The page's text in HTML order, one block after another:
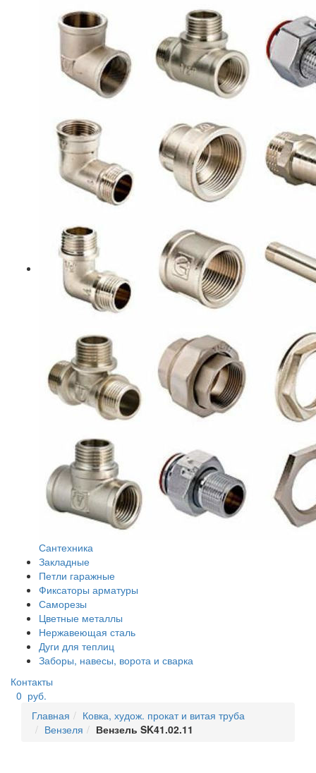
Сантехника
Закладные
Петли гаражные
Фиксаторы арматуры
Саморезы
Цветные металлы
Нержавеющая сталь
Дуги для теплиц
Заборы, навесы, ворота и сварка
Контакты
0 руб.
Главная
Ковка, худож. прокат и витая труба
Вензеля
Вензель SK41.02.11